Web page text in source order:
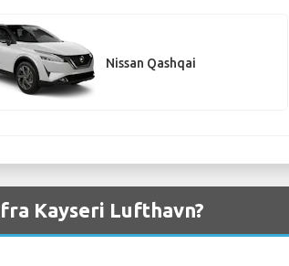
Nissan Qashqai
Kayseri Lufthavn?